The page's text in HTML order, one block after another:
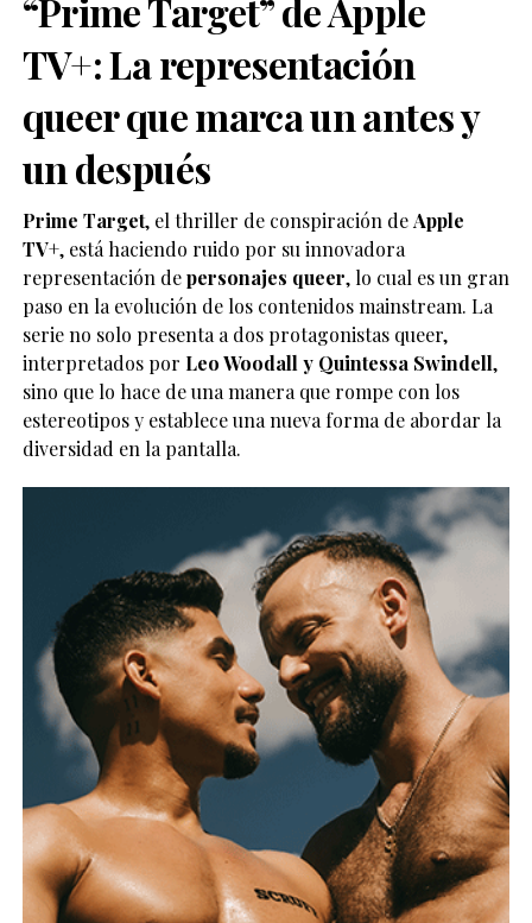
“Prime Target” de Apple
TV+: La representación
queer que marca un antes y
un después
Prime Target, el thriller de conspiración deApple
TV+, está haciendo ruido por su innovadora
representación depersonajes queer, lo cual es un gran
paso en la evolución de los contenidos mainstream. La
serie no solo presenta a dos protagonistas queer,
interpretados por Leo Woodall y Quintessa Swindell,
sino que lo hace de una manera que rompe con los
estereotipos y establece una nueva forma de abordar la
diversidad en la pantalla.